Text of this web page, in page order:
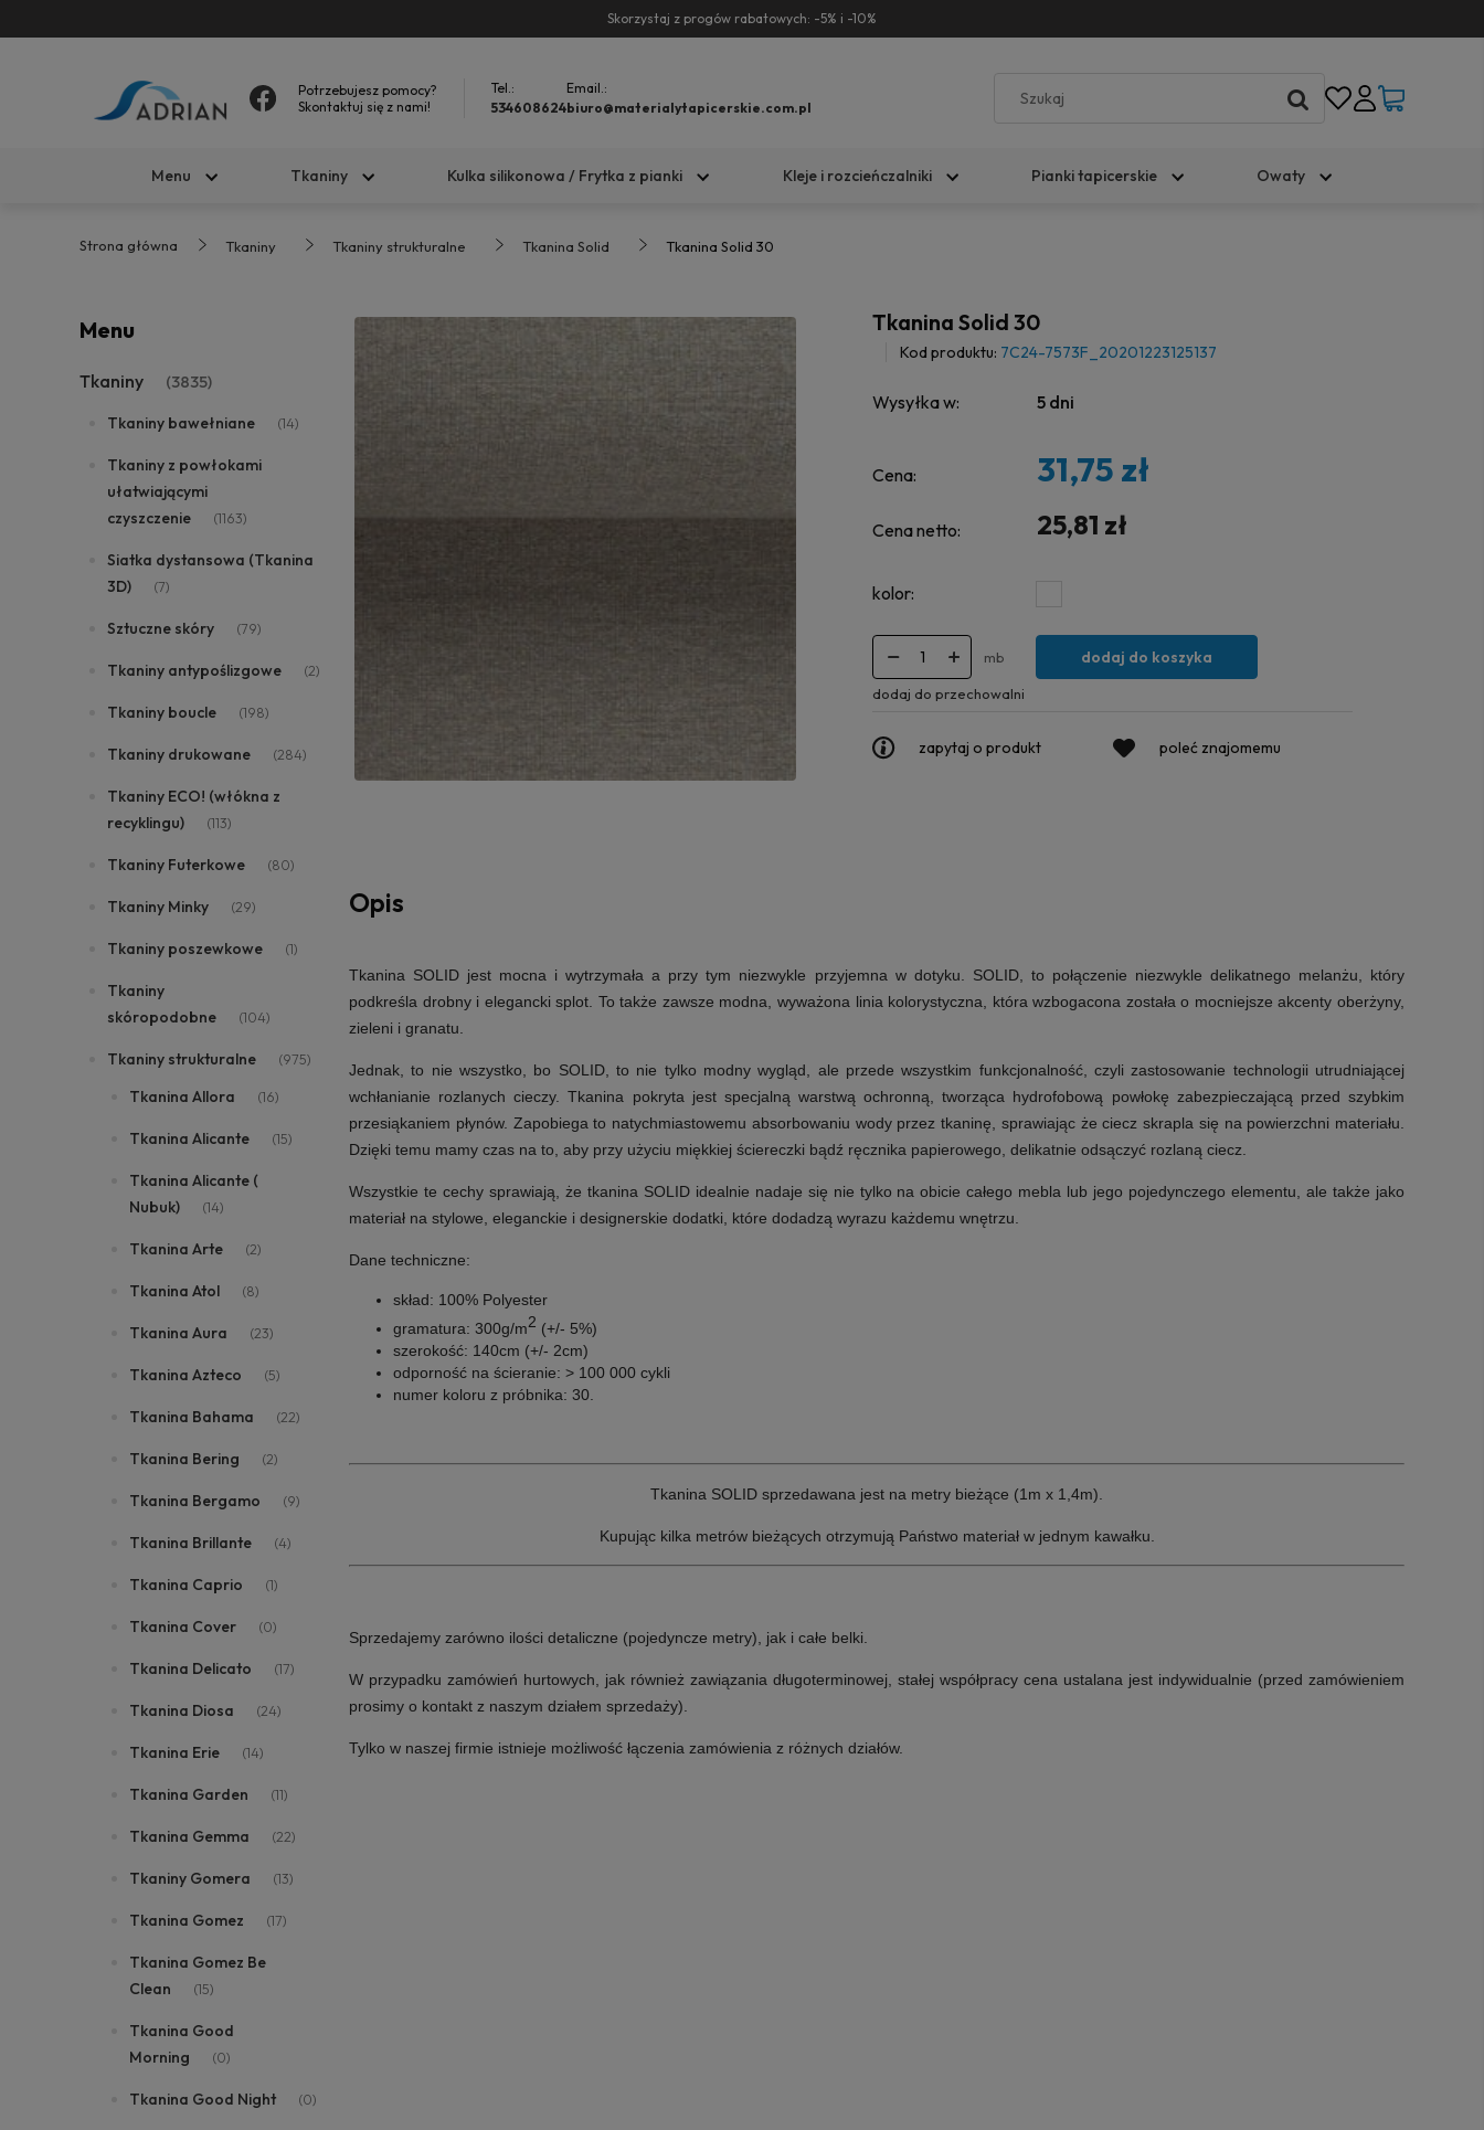
Skorzystaj z progów rabatowych: -5% i -10%
Potrzebujesz pomocy?
Skontaktuj się z nami!
Tel.:
534608624
Email.:
biuro@materialytapicerskie.com.pl
Menu Tkaniny Kulka silikonowa / Frytka z pianki Kleje i rozcieńczalniki Pianki tapicerskie Owaty
Strona główna Tkaniny Tkaniny strukturalne Tkanina Solid Tkanina Solid 30
Menu
Tkaniny (3835)
Tkaniny bawełniane (14)
Tkaniny z powłokami
ułatwiającymi
czyszczenie
(1163)
Siatka dystansowa (Tkanina
3D)
(7)
Sztuczne skóry (79)
Tkaniny antypoślizgowe (2)
Tkaniny boucle (198)
Tkaniny drukowane (284)
Tkaniny ECO! (włókna z
recyklingu)
(113)
Tkaniny Futerkowe (80)
Tkaniny Minky (29)
Tkaniny poszewkowe (1)
Tkaniny
skóropodobne
(104)
Tkaniny strukturalne (975)
Tkanina Allora (16)
Tkanina Alicante (15)
Tkanina Alicante (
Nubuk)
(14)
Tkanina Arte (2)
Tkanina Atol (8)
Tkanina Aura (23)
Tkanina Azteco (5)
Tkanina Bahama (22)
Tkanina Bering (2)
Tkanina Bergamo (9)
Tkanina Brillante (4)
Tkanina Caprio (1)
Tkanina Cover (0)
Tkanina Delicato (17)
Tkanina Diosa (24)
Tkanina Erie (14)
Tkanina Garden (11)
Tkanina Gemma (22)
Tkaniny Gomera (13)
Tkanina Gomez (17)
Tkanina Gomez Be
Clean
(15)
Tkanina Good
Morning
(0)
Tkanina Good Night (0)
Tkanina Solid 30
Kod produktu: 7C24-7573F_20201223125137
Wysyłka w: 5 dni
Cena: 31,75 zł
Cena netto: 25,81 zł
kolor:
mb dodaj do koszyka
dodaj do przechowalni
zapytaj o produkt poleć znajomemu
Opis
Tkanina SOLID jest mocna i wytrzymała a przy tym niezwykle przyjemna w dotyku. SOLID, to połączenie niezwykle delikatnego melanżu, który
podkreśla drobny i elegancki splot. To także zawsze modna, wyważona linia kolorystyczna, która wzbogacona została o mocniejsze akcenty oberżyny,
zieleni i granatu.
Jednak, to nie wszystko, bo SOLID, to nie tylko modny wygląd, ale przede wszystkim funkcjonalność, czyli zastosowanie technologii utrudniającej
wchłanianie rozlanych cieczy. Tkanina pokryta jest specjalną warstwą ochronną, tworząca hydrofobową powłokę zabezpieczającą przed szybkim
przesiąkaniem płynów. Zapobiega to natychmiastowemu absorbowaniu wody przez tkaninę, sprawiając że ciecz skrapla się na powierzchni materiału.
Dzięki temu mamy czas na to, aby przy użyciu miękkiej ściereczki bądź ręcznika papierowego, delikatnie odsączyć rozlaną ciecz.
Wszystkie te cechy sprawiają, że tkanina SOLID idealnie nadaje się nie tylko na obicie całego mebla lub jego pojedynczego elementu, ale także jako
materiał na stylowe, eleganckie i designerskie dodatki, które dodadzą wyrazu każdemu wnętrzu.
Dane techniczne:
skład: 100% Polyester
gramatura: 300g/m2 (+/- 5%)
szerokość: 140cm (+/- 2cm)
odporność na ścieranie: > 100 000 cykli
numer koloru z próbnika: 30.
Tkanina SOLID sprzedawana jest na metry bieżące (1m x 1,4m).
Kupując kilka metrów bieżących otrzymują Państwo materiał w jednym kawałku.
Sprzedajemy zarówno ilości detaliczne (pojedyncze metry), jak i całe belki.
W przypadku zamówień hurtowych, jak również zawiązania długoterminowej, stałej współpracy cena ustalana jest indywidualnie (przed zamówieniem
prosimy o kontakt z naszym działem sprzedaży).
Tylko w naszej firmie istnieje możliwość łączenia zamówienia z różnych działów.